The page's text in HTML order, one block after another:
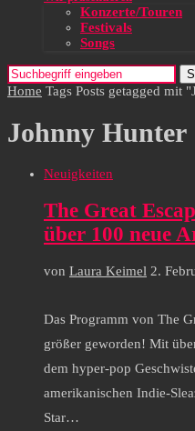
Konzerte/Touren
Festivals
Songs
Home Tags Posts getagged mit
Johnny Hunter
Neuigkeiten
The Great
über 100 neue
von Laura Keimel 2.
Das Programm von The
größer geworden! Mit
dem hyper-pop
amerikanischen Indie-
Star…